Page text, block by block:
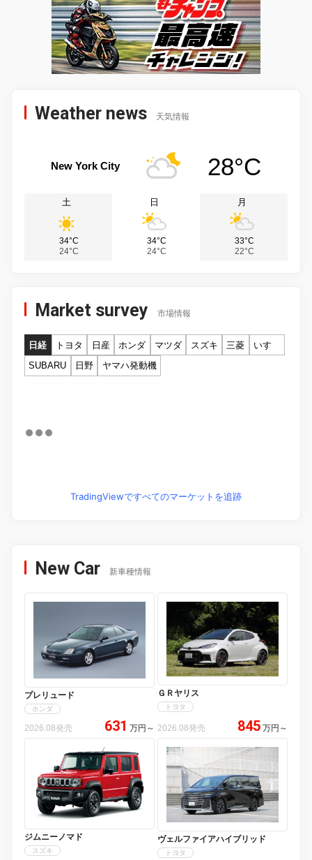
Weather news 天気情報
New York City 28°C
土
34°C
24°C
日
34°C
24°C
月
33°C
22°C
Market survey 市場情報
日経 トヨタ 日産 ホンダ マツダ スズキ 三菱
いすゞ
SUBARU
日野 ヤマハ発動機
TradingViewですべてのマーケットを追跡
New Car 新車種情報
プレリュード
ホンダ
2026.08発売 631 万円 ～
ＧＲヤリス
トヨタ
2026.08発売 845 万円 ～
ジムニーノマド
スズキ
ヴェルファイアハイブリッド
トヨタ